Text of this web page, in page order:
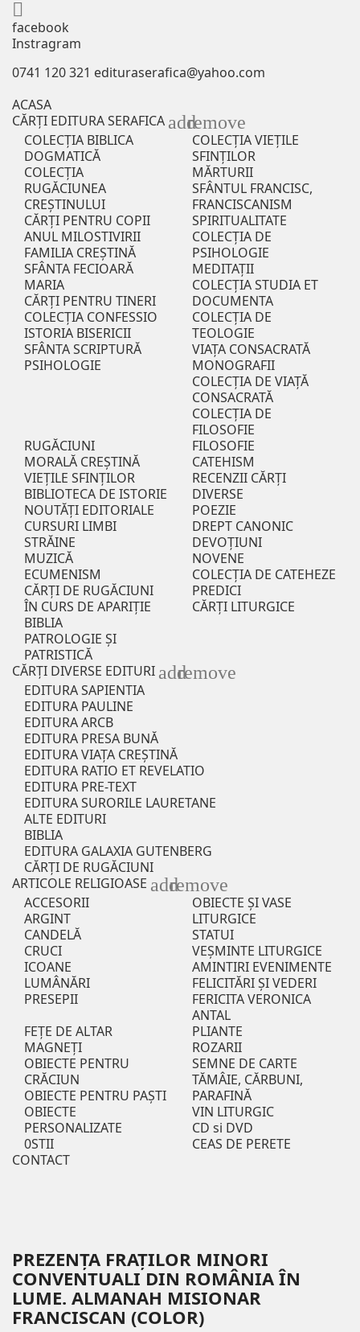

facebook
Instragram
0741 120 321 edituraserafica@yahoo.com
ACASA
CĂRȚI EDITURA SERAFICA addremove
COLECȚIA BIBLICA
DOGMATICĂ
COLECȚIA
RUGĂCIUNEA
CREȘTINULUI
CĂRȚI PENTRU COPII
ANUL MILOSTIVIRII
FAMILIA CREȘTINĂ
SFÂNTA FECIOARĂ
MARIA
CĂRȚI PENTRU TINERI
COLECȚIA CONFESSIO
ISTORIA BISERICII
SFÂNTA SCRIPTURĂ
PSIHOLOGIE
COLECȚIA VIEȚILE
SFINȚILOR
MĂRTURII
SFÂNTUL FRANCISC,
FRANCISCANISM
SPIRITUALITATE
COLECȚIA DE
PSIHOLOGIE
MEDITAȚII
COLECȚIA STUDIA ET
DOCUMENTA
COLECȚIA DE
TEOLOGIE
VIAȚA CONSACRATĂ
MONOGRAFII
COLECȚIA DE VIAȚĂ
CONSACRATĂ
COLECȚIA DE
FILOSOFIE
RUGĂCIUNI
MORALĂ CREȘTINĂ
VIEȚILE SFINȚILOR
BIBLIOTECA DE ISTORIE
NOUTĂŢI EDITORIALE
CURSURI LIMBI
STRĂINE
MUZICĂ
ECUMENISM
CĂRȚI DE RUGĂCIUNI
ÎN CURS DE APARIŢIE
BIBLIA
PATROLOGIE ȘI
PATRISTICĂ
FILOSOFIE
CATEHISM
RECENZII CĂRŢI
DIVERSE
POEZIE
DREPT CANONIC
DEVOȚIUNI
NOVENE
COLECȚIA DE CATEHEZE
PREDICI
CĂRȚI LITURGICE
CĂRȚI DIVERSE EDITURI addremove
EDITURA SAPIENTIA
EDITURA PAULINE
EDITURA ARCB
EDITURA PRESA BUNĂ
EDITURA VIAȚA CREȘTINĂ
EDITURA RATIO ET REVELATIO
EDITURA PRE-TEXT
EDITURA SURORILE LAURETANE
ALTE EDITURI
BIBLIA
EDITURA GALAXIA GUTENBERG
CĂRȚI DE RUGĂCIUNI
ARTICOLE RELIGIOASE addremove
ACCESORII
ARGINT
CANDELĂ
CRUCI
ICOANE
LUMÂNĂRI
PRESEPII
OBIECTE ȘI VASE
LITURGICE
STATUI
VEȘMINTE LITURGICE
AMINTIRI EVENIMENTE
FELICITĂRI ȘI VEDERI
FERICITA VERONICA
ANTAL
FEȚE DE ALTAR
MAGNEȚI
OBIECTE PENTRU
CRĂCIUN
OBIECTE PENTRU PAȘTI
OBIECTE
PERSONALIZATE
0STII
PLIANTE
ROZARII
SEMNE DE CARTE
TĂMÂIE, CĂRBUNI,
PARAFINĂ
VIN LITURGIC
CD si DVD
CEAS DE PERETE
CONTACT
PREZENȚA FRAȚILOR MINORI
CONVENTUALI DIN ROMÂNIA ÎN
LUME. ALMANAH MISIONAR
FRANCISCAN (COLOR)